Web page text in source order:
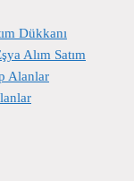
Dükkanı
Alım Satım
Alanlar